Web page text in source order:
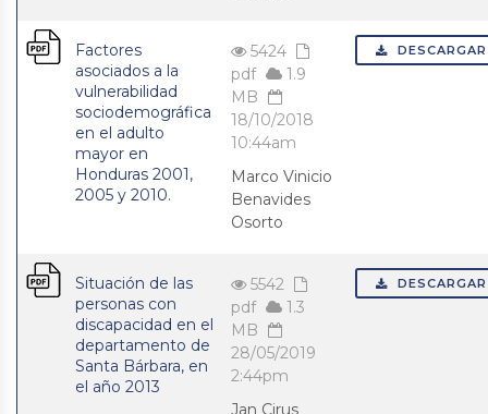
Factores
asociados a la
vulnerabilidad
sociodemográfica
en el adulto
mayor en
Honduras 2001,
2005 y 2010.
5424
pdf
1.9
MB
18/10/2018
10:44am
Marco Vinicio
Benavides
Osorto
DESCARGAR
Situación de las
personas con
discapacidad en el
departamento de
Santa Bárbara, en
el año 2013
5542
pdf
1.3
MB
28/05/2019
2:44pm
Jan Cirus
DESCARGAR